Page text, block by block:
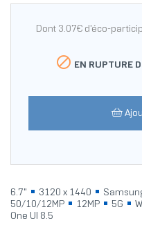
Dont 3.07€ d'éco-
 EN RUPTURE
6.7" 3120 x 1440
50/10/12MP
12MP 5G
One UI 8.5